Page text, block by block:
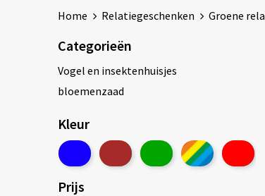
Home Relatiegeschenken Groene
Categorieën
Vogel en insektenhuisjes
bloemenzaad
Kleur
Prijs